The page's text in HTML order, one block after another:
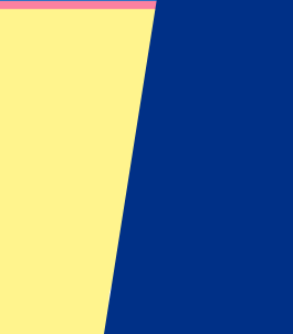
Club Brugge vs STVV
9 mei 2026 om 20:45
Datum bevestigd
Brugge, België
Club Brugge vs STVV